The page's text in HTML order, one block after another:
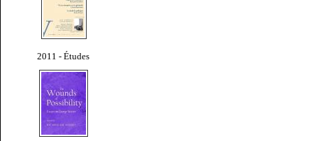
2011 - Études